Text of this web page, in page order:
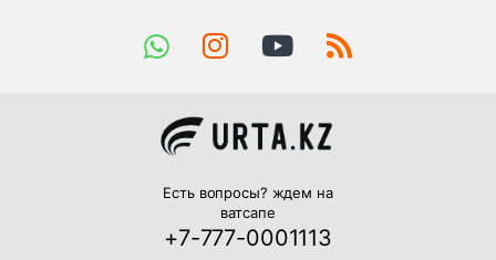
Есть вопросы? ждем на
ватсапе
+7-777-0001113